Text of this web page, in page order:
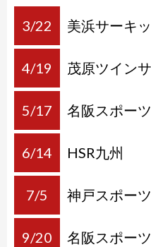
3/22 美浜サーキ
4/19 茂原ツイン
5/17 名阪スポー
6/14 HSR九州
7/5 神戸スポー
9/20 名阪スポー